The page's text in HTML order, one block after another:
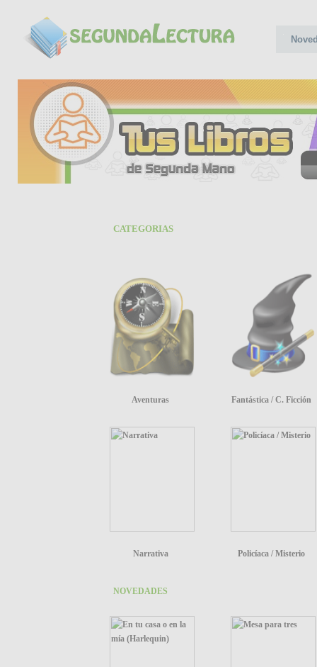
CATEGORIAS
Aventuras Fantástica / C. Ficción
Narrativa Policíaca / Misterio
NOVEDADES